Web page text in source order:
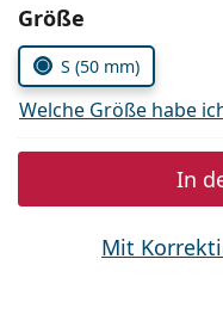
Parameter
Größe
S (50 mm)
Welche Größe habe
In
Mit